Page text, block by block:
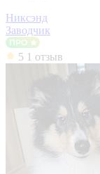
Никсэнд
Заводчик
5 1 отзыв